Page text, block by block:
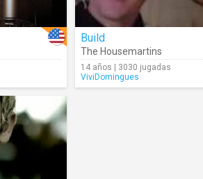
Build
The Housemartins
14 años | 3030 jugadas
ViviDomingues